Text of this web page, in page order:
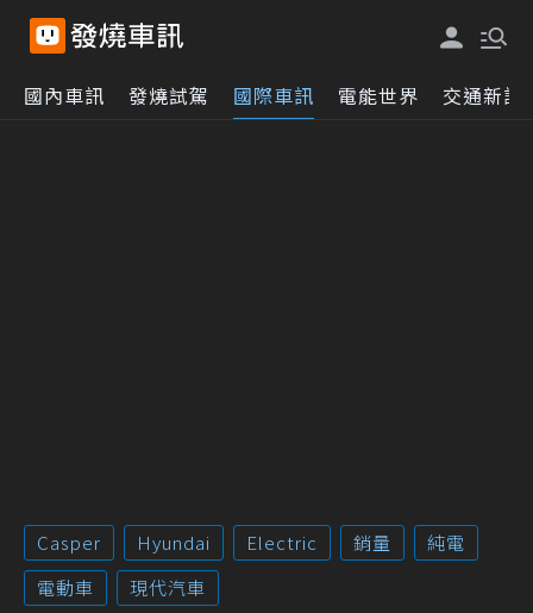
國內車訊 發燒試駕 國際車訊 電能世界 交通新訊
Casper Hyundai Electric 銷量
純電
電動車
現代汽車